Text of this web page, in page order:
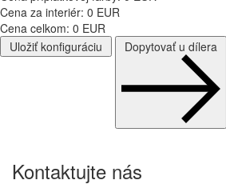
Cena za interiér: 0 EUR
Cena celkom: 0 EUR
Uložiť konfiguráciu
Dopytovať u dílera
Kontaktujte nás